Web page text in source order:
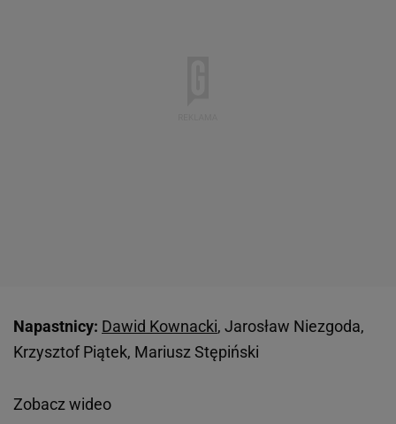
Napastnicy: Dawid Kownacki, Jarosław Niezgoda,
Krzysztof Piątek, Mariusz Stępiński
Zobacz wideo